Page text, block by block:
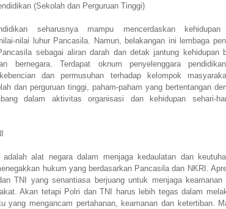
(Sekolah dan Perguruan Tinggi)
seharusnya mampu mencerdaskan
nilai luhur Pancasila. Namun, belakangan ini lembaga
sebagai aliran darah dan detak jantung kehidupan
bernegara. Terdapat oknum penyelenggara
dan permusuhan terhadap kelompok
dan perguruan tinggi, paham-paham yang bertentangan
dalam aktivitas organisasi dan kehidupan sehari-
alat negara dalam menjaga kedaulatan dan
hukum yang berdasarkan Pancasila dan NKRI.
TNI yang senantiasa berjuang untuk menjaga keamanan
Akan tetapi Polri dan TNI harus lebih tegas dalam
yang mengancam pertahanan, keamanan dan ketertiban.